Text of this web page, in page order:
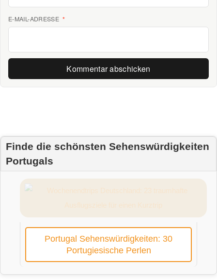
E-MAIL-ADRESSE *
Finde die schönsten Sehenswürdigkeiten
Portugals
Portugal Sehenswürdigkeiten: 30
Portugiesische Perlen